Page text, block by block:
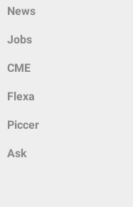
News
Jobs
CME
Flexa
Piccer
Ask